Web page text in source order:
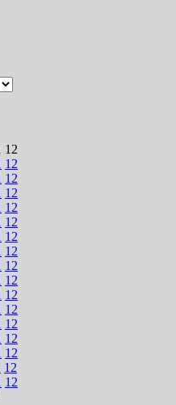
12
12
12
12
12
12
12
12
12
12
12
12
12
12
12
12
12